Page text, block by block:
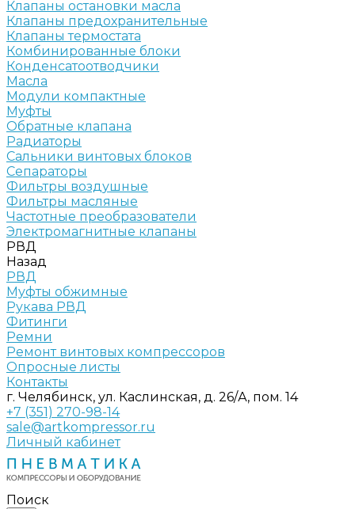
Клапаны остановки масла
Клапаны предохранительные
Клапаны термостата
Комбинированные блоки
Конденсатоотводчики
Масла
Модули компактные
Муфты
Обратные клапана
Радиаторы
Сальники винтовых блоков
Сепараторы
Фильтры воздушные
Фильтры масляные
Частотные преобразователи
Электромагнитные клапаны
РВД
Назад
РВД
Муфты обжимные
Рукава РВД
Фитинги
Ремни
Ремонт винтовых компрессоров
Опросные листы
Контакты
г. Челябинск, ул. Каслинская, д. 26/А, пом. 14
+7 (351) 270-98-14
sale@artkompressor.ru
Личный кабинет
Поиск